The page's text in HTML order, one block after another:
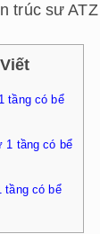
trúc sư
tầng có bể
1 tầng có bể
tầng có bể